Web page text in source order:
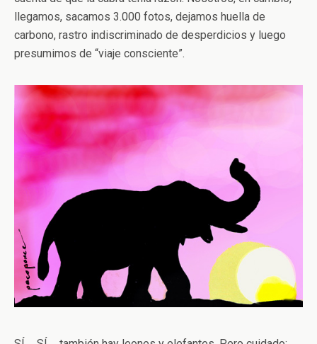
llegamos, sacamos 3.000 fotos, dejamos huella de
carbono, rastro indiscriminado de desperdicios y luego
presumimos de “viaje consciente”.